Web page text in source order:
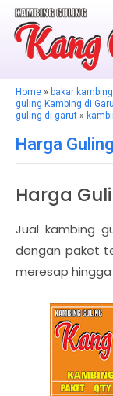
Home » bakar
guling Kambing di
guling di garut »
Harga
Harga
Jual kambing
dengan paket
meresap hingga